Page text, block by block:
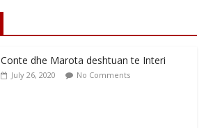
Conte dhe Marota deshtuan te Interi
July 26, 2020 No Comments